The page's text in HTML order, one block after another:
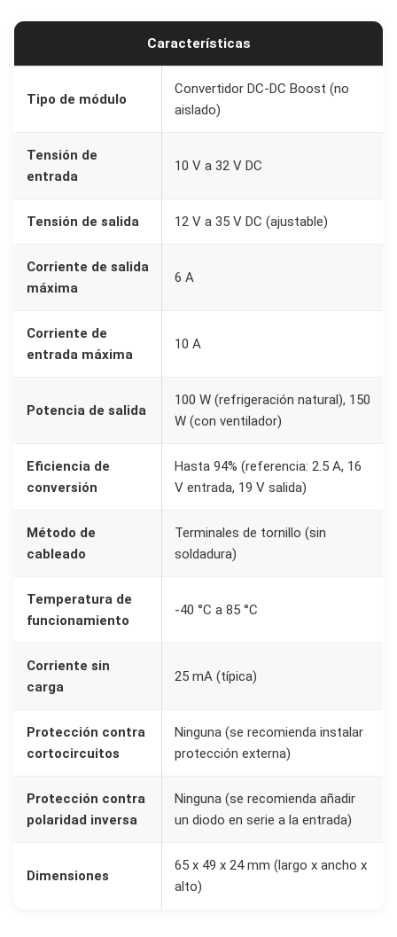
Características
Tipo de módulo
Convertidor DC-DC Boost (no
aislado)
Tensión de
entrada
10 V a 32 V DC
Tensión de salida 12 V a 35 V DC (ajustable)
Corriente de salida
máxima
6 A
Corriente de
entrada máxima
10 A
Potencia de salida
100 W (refrigeración natural), 150
W (con ventilador)
Eficiencia de
conversión
Hasta 94% (referencia: 2.5 A, 16
V entrada, 19 V salida)
Método de
cableado
Terminales de tornillo (sin
soldadura)
Temperatura de
funcionamiento
-40 °C a 85 °C
Corriente sin
carga
25 mA (típica)
Protección contra
cortocircuitos
Ninguna (se recomienda instalar
protección externa)
Protección contra
polaridad inversa
Ninguna (se recomienda añadir
un diodo en serie a la entrada)
Dimensiones
65 x 49 x 24 mm (largo x ancho x
alto)